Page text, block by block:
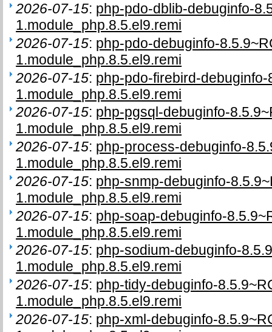
2026-07-15: php-pdo-dblib-debuginfo-
1.module_php.8.5.el9.remi
2026-07-15: php-pdo-debuginfo-
1.module_php.8.5.el9.remi
2026-07-15: php-pdo-firebird-debuginfo-
1.module_php.8.5.el9.remi
2026-07-15: php-pgsql-debuginfo-
1.module_php.8.5.el9.remi
2026-07-15: php-process-debuginfo-
1.module_php.8.5.el9.remi
2026-07-15: php-snmp-debuginfo-
1.module_php.8.5.el9.remi
2026-07-15: php-soap-debuginfo-
1.module_php.8.5.el9.remi
2026-07-15: php-sodium-debuginfo-
1.module_php.8.5.el9.remi
2026-07-15: php-tidy-debuginfo-
1.module_php.8.5.el9.remi
2026-07-15: php-xml-debuginfo-